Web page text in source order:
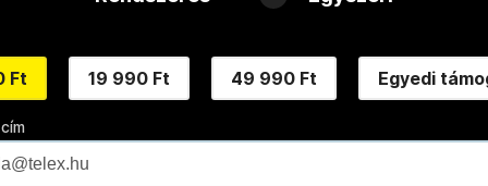
Ft 19 990 Ft 49 990 Ft Egyedi